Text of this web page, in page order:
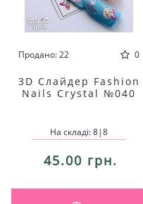
Продано: 22 0
3D Слайдер Fashion
Nails Crystal №040
На складі: 8|8
45.00 грн.